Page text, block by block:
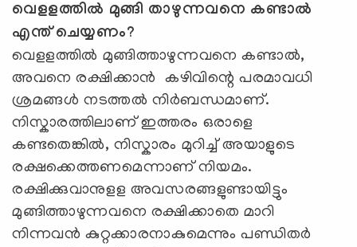
വെളളത്തിൽ മുങ്ങി താഴുന്നവനെ കണ്ടാൽ
എന്ത് ചെയ്യണം?
വെളളത്തിൽ മുങ്ങിത്താഴുന്നവനെ കണ്ടാല്‍,
അവനെ രക്ഷിക്കാന്‍ കഴിവിന്റെ പരമാവധി
ശ്രമങ്ങൾ നടത്തല്‍ നിർബന്ധമാണ്.
നിസ്കാരത്തിലാണ് ഇത്തരം ഒരാളെ
കണ്ടതെങ്കില്‍, നിസ്കാരം മുറിച്ച് അയാളുടെ
രക്ഷക്കെത്തണമെന്നാണ് നിയമം.
രക്ഷിക്കുവാനുളള അവസരങ്ങളുണ്ടായിട്ടും
മുങ്ങിത്താഴുന്നവനെ രക്ഷിക്കാതെ മാറി
നിന്നവൻ കുറ്റക്കാരനാകുമെന്നും പണ്ഡിതർ